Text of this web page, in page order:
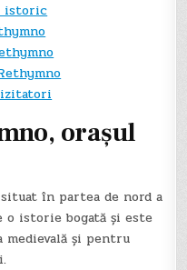
istoric
orașul
în partea de nord a
o istorie bogată și este
și pentru